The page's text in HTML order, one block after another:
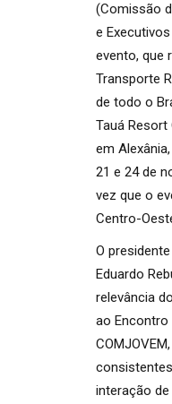
(Comissão
e
evento, que
Transporte
de todo o
Tauá
em
21 e 24 de
vez que o
Centro-
O
Eduardo
relevância
ao Encontro
interação de